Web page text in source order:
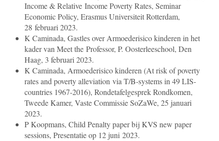
Income & Relative Income Poverty Rates, Seminar
Economic Policy, Erasmus Universiteit Rotterdam,
28 februari 2023.
K Caminada, Gastles over Armoederisico kinderen in het
kader van Meet the Professor, P. Oosterleeschool, Den
Haag, 3 februari 2023.
K Caminada, Armoederisico kinderen (At risk of poverty
rates and poverty alleviation via T/B-systems in 49 LIS-
countries 1967-2016), Rondetafelgesprek Rondkomen,
Tweede Kamer, Vaste Commissie SoZaWe, 25 januari
2023.
P Koopmans, Child Penalty paper bij KVS new paper
sessions, Presentatie op 12 juni 2023.